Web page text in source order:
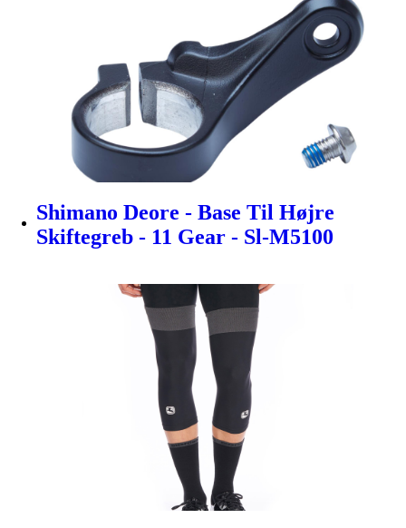
Shimano Deore - Base Til Højre
Skiftegreb - 11 Gear - Sl-M5100